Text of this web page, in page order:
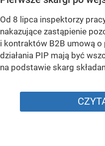
Od 8 lipca inspektorzy
nakazujące zastąpienie
i kontraktów B2B umową o
działania PIP mają być
na podstawie skarg